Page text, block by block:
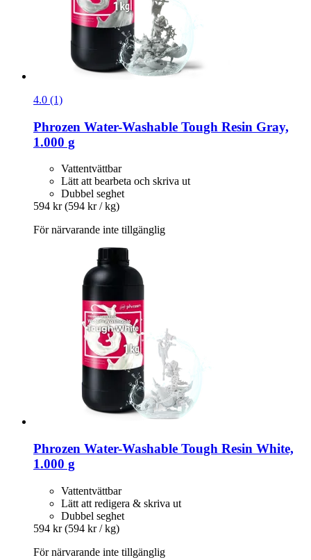
4.0 (1)
Phrozen Water-​Washable Tough Resin Gray,
1.000 g
Vattentvättbar
Lätt att bearbeta och skriva ut
Dubbel seghet
594 kr (594 kr / kg)
För närvarande inte tillgänglig
Phrozen Water-​Washable Tough Resin White,
1.000 g
Vattentvättbar
Lätt att redigera & skriva ut
Dubbel seghet
594 kr (594 kr / kg)
För närvarande inte tillgänglig